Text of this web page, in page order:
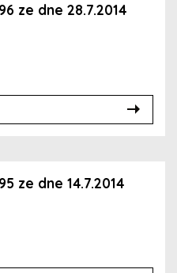
ze dne 28.7.2014
ze dne 14.7.2014